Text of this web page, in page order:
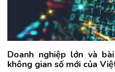
Doanh nghiệp lớn và
không gian số mới của